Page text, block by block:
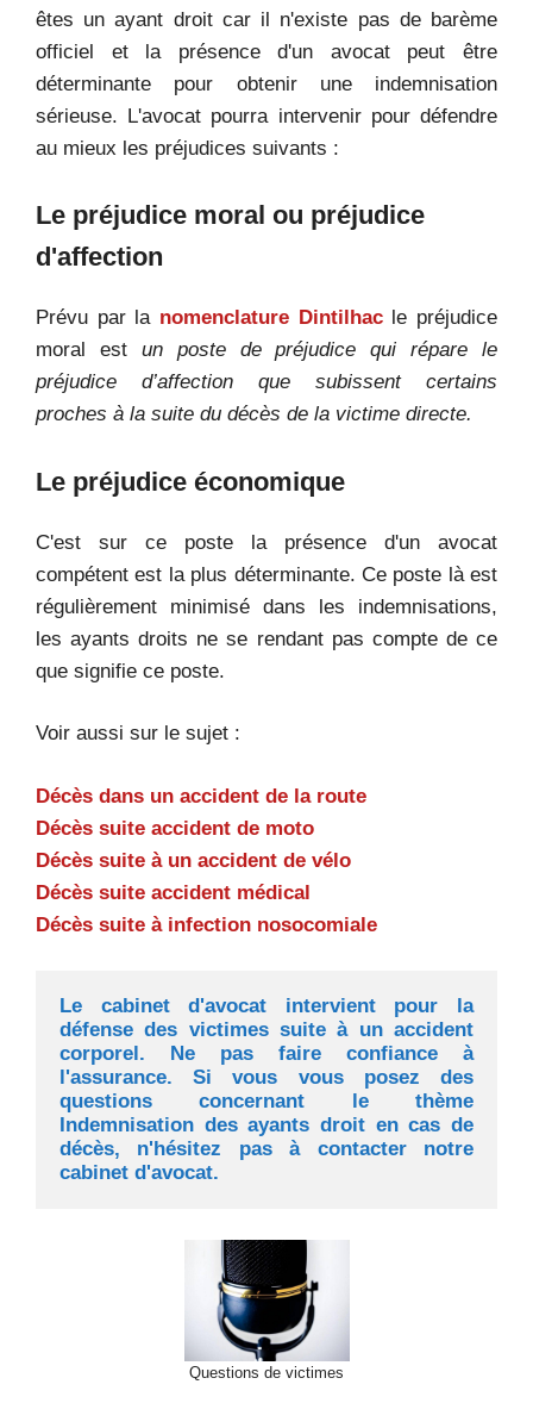
êtes un ayant droit car il n'existe pas de barème
officiel et la présence d'un avocat peut être
déterminante pour obtenir une indemnisation
sérieuse. L'avocat pourra intervenir pour défendre
au mieux les préjudices suivants :
Le préjudice moral ou préjudice
d'affection
Prévu par la nomenclature Dintilhac le préjudice
moral est un poste de préjudice qui répare le
préjudice d’affection que subissent certains
proches à la suite du décès de la victime directe.
Le préjudice économique
C'est sur ce poste la présence d'un avocat
compétent est la plus déterminante. Ce poste là est
régulièrement minimisé dans les indemnisations,
les ayants droits ne se rendant pas compte de ce
que signifie ce poste.
Voir aussi sur le sujet :
Décès dans un accident de la route
Décès suite accident de moto
Décès suite à un accident de vélo
Décès suite accident médical
Décès suite à infection nosocomiale
Le cabinet d'avocat intervient pour la
défense des victimes suite à un accident
corporel. Ne pas faire confiance à
l'assurance. Si vous vous posez des
questions concernant le thème
Indemnisation des ayants droit en cas de
décès, n'hésitez pas à contacter notre
cabinet d'avocat.
Questions de victimes